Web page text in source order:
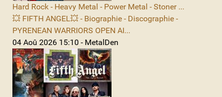
Hard Rock - Heavy Metal - Power Metal - Stoner ...
💥 FIFTH ANGEL💥 - Biographie - Discographie -
PYRENEAN WARRIORS OPEN AI...
04 Aoû 2026 15:10 - MetalDen